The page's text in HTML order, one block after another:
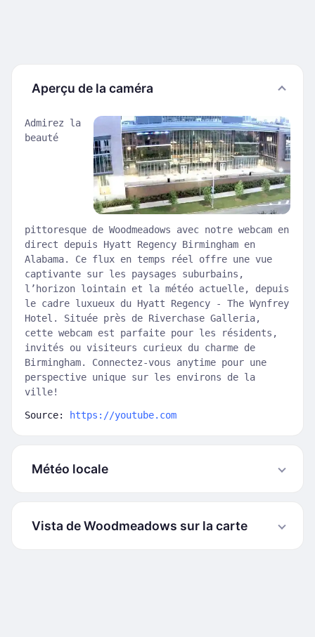
Aperçu de la caméra
Admirez la
beauté
pittoresque de Woodmeadows avec notre webcam en
direct depuis Hyatt Regency Birmingham en
Alabama. Ce flux en temps réel offre une vue
captivante sur les paysages suburbains,
l’horizon lointain et la météo actuelle, depuis
le cadre luxueux du Hyatt Regency - The Wynfrey
Hotel. Située près de Riverchase Galleria,
cette webcam est parfaite pour les résidents,
invités ou visiteurs curieux du charme de
Birmingham. Connectez-vous anytime pour une
perspective unique sur les environs de la
ville!
Source: https://youtube.com
Météo locale
Vista de Woodmeadows sur la carte